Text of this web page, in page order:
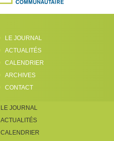
LE JOURNAL
ACTUALITÉS
CALENDRIER
ARCHIVES
CONTACT
LE JOURNAL
ACTUALITÉS
CALENDRIER